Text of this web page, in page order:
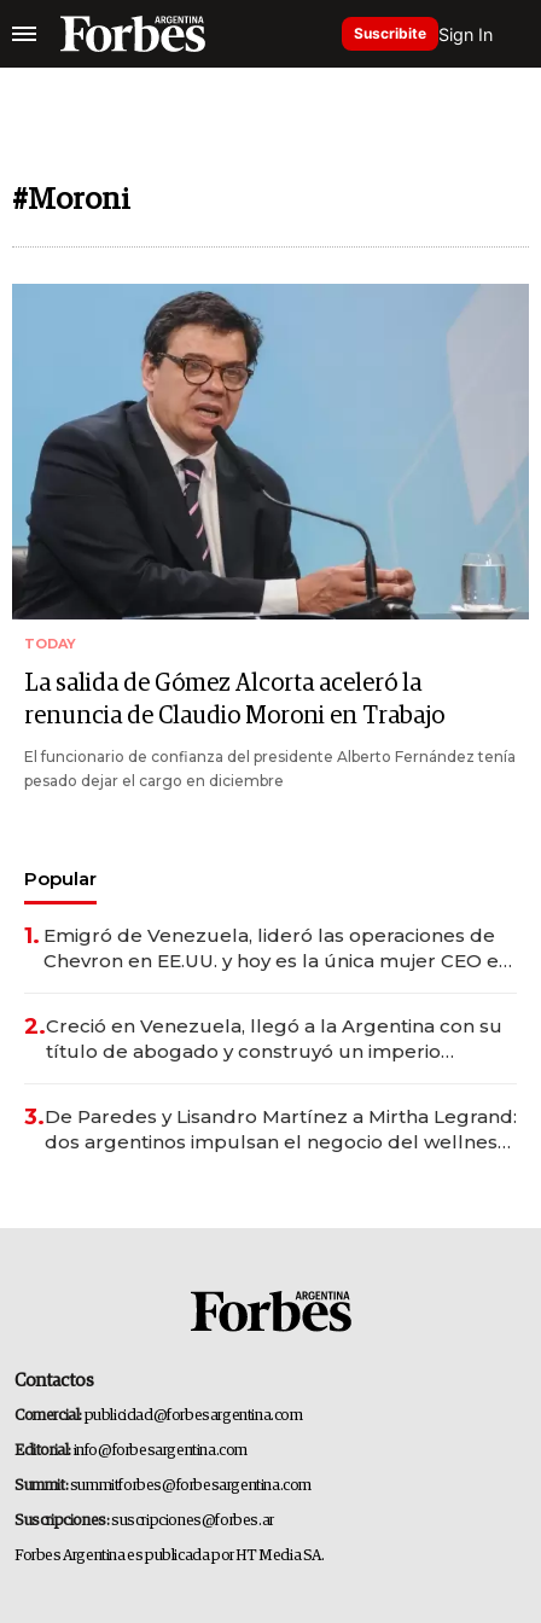
Suscribite Sign In
#Moroni
TODAY
La salida de Gómez Alcorta aceleró la
renuncia de Claudio Moroni en Trabajo
El funcionario de confianza del presidente Alberto Fernández tenía
pesado dejar el cargo en diciembre
Popular
1. Emigró de Venezuela, lideró las operaciones de
Chevron en EE.UU. y hoy es la única mujer CEO en
2.Creció en Venezuela, llegó a la Argentina con su
título de abogado y construyó un imperio
3.De Paredes y Lisandro Martínez a Mirtha Legrand:
dos argentinos impulsan el negocio del wellness
Contactos
Comercial:publicidad@forbesargentina.com
Editorial:info@forbesargentina.com
Summit:summitforbes@forbesargentina.com
Suscripciones:suscripciones@forbes.ar
Forbes Argentina es publicada por HT Media SA.